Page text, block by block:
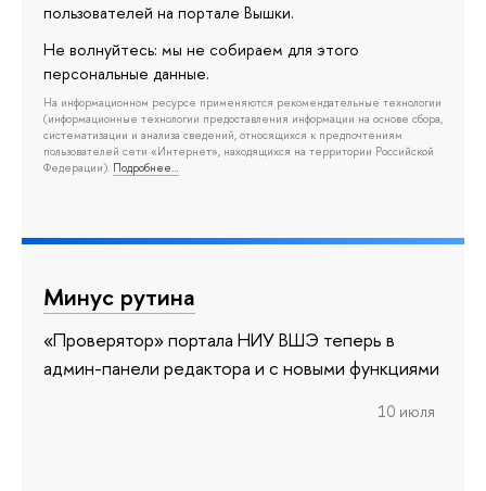
пользователей на портале Вышки.
Не волнуйтесь: мы не собираем для этого
персональные данные.
На информационном ресурсе применяются рекомендательные технологии
(информационные технологии предоставления информации на основе сбора,
систематизации и анализа сведений, относящихся к предпочтениям
пользователей сети «Интернет», находящихся на территории Российской
Федерации). Подробнее…
Минус рутина
«Проверятор» портала НИУ ВШЭ теперь в
админ-панели редактора и с новыми функциями
10 июля